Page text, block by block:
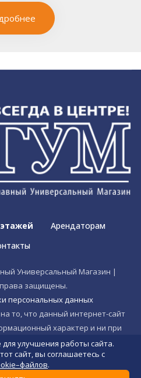
Арендаторам
Универсальный Магазин |
защищены.
персональных данных
то, что данный интернет-сайт
характер и ни при
публичной офертой, согласно
(2) ГК РФ.
улучшения работы сайта.
сайт, вы соглашаетесь с
.